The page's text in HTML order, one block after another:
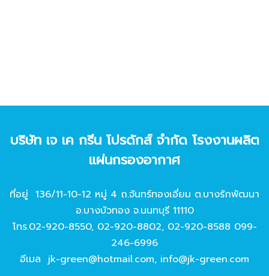
บริษัท เจ เค กรีน โปรดักส์ จํากัด โรงงานผลิต
แผ่นกรองอากาศ
ที่อยู่ 136/11-10-12 หมู่ 4 ถ.จันทร์ทองเอี่ยม ต.บางรักพัฒนา
อ.บางบัวทอง จ.นนทบุรี 11110
โทร.02-920-8550, 02-920-8802, 02-920-8588 099-
246-6996
อีเมล jk-green@hotmail.com, info@jk-green.com